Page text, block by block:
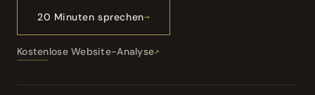
20 Minuten sprechen
Kostenlose Website-Analyse